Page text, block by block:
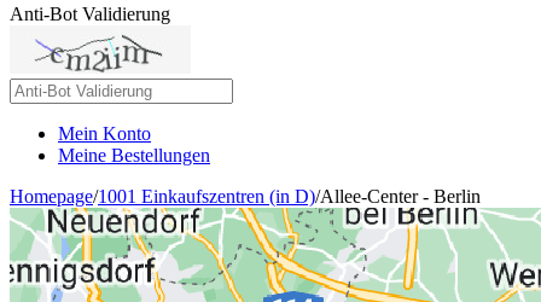
Anti-Bot Validierung
Mein Konto
Meine Bestellungen
Homepage/1001 Einkaufszentren (in D)/Allee-Center - Berlin